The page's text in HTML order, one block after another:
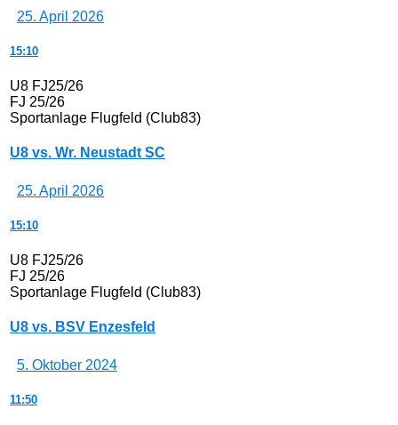
25. April 2026
15:10
U8 FJ25/26
FJ 25/26
Sportanlage Flugfeld (Club83)
U8 vs. Wr. Neustadt SC
25. April 2026
15:10
U8 FJ25/26
FJ 25/26
Sportanlage Flugfeld (Club83)
U8 vs. BSV Enzesfeld
5. Oktober 2024
11:50